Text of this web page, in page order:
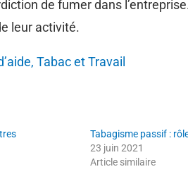
de fumer dans
leur activité.
Tabac et Travail
Tabagisme passif :
23 juin 2021
Article similaire